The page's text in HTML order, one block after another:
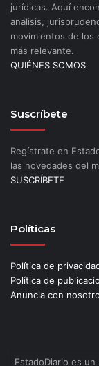
jurídicas. Aquí
análisis,
movimientos de los
más relevante.
QUIÉNES SOMOS
Suscríbete
Regístrate en
las novedades del
SUSCRÍBETE
Políticas
Política de
Política de
Anuncia con
EstadoDiario es